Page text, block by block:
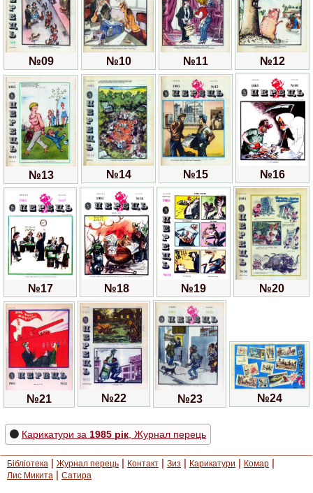
№09 №10 №11 №12
№13 №14 №15 №16
№17 №18 №19 №20
№21 №22 №23 №24
Карикатури за 1985 рік , Журнал перець
Бібліотека | Журнал перець | Контакт | Зиз | Карикатури | Комар |
Лис Микита | Сатира